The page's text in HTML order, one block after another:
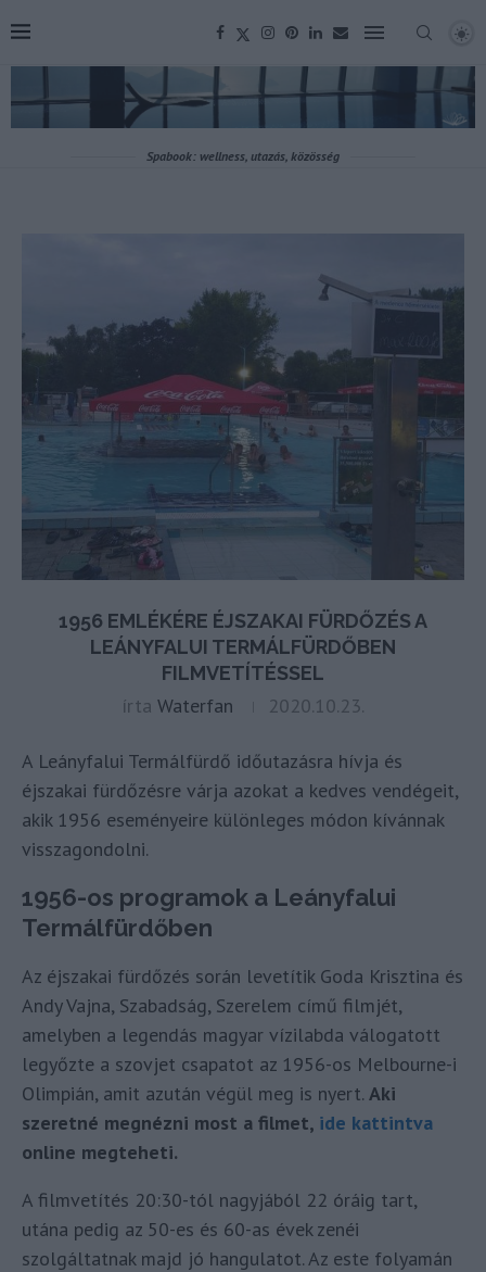
Spabook: wellness, utazás, közösség
1956 EMLÉKÉRE ÉJSZAKAI FÜRDŐZÉS A
LEÁNYFALUI TERMÁLFÜRDŐBEN
FILMVETÍTÉSSEL
írta Waterfan 2020.10.23.
A Leányfalui Termálfürdő időutazásra hívja és
éjszakai fürdőzésre várja azokat a kedves vendégeit,
akik 1956 eseményeire különleges módon kívánnak
visszagondolni.
1956-os programok a Leányfalui
Termálfürdőben
Az éjszakai fürdőzés során levetítik Goda Krisztina és
Andy Vajna, Szabadság, Szerelem című filmjét,
amelyben a legendás magyar vízilabda válogatott
legyőzte a szovjet csapatot az 1956-os Melbourne-i
Olimpián, amit azután végül meg is nyert. Aki
szeretné megnézni most a filmet, ide kattintva
online megteheti.
A filmvetítés 20:30-tól nagyjából 22 óráig tart,
utána pedig az 50-es és 60-as évek zenéi
szolgáltatnak majd jó hangulatot. Az este folyamán